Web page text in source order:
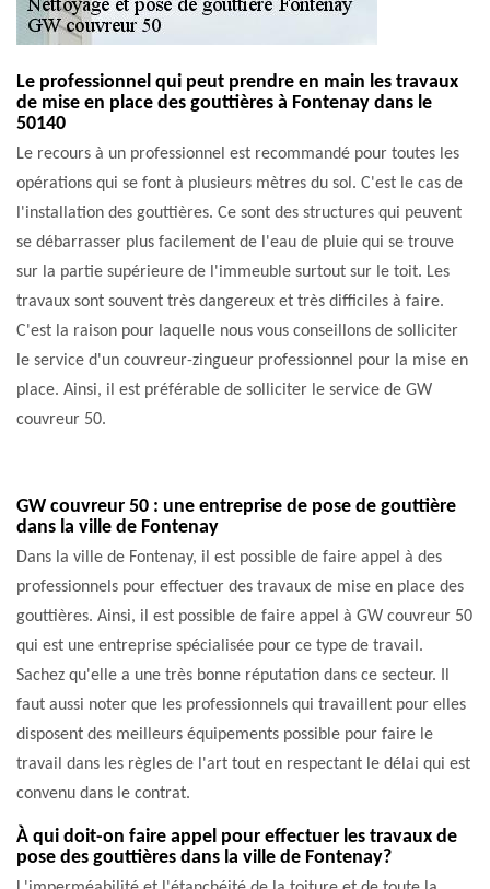
Le professionnel qui peut prendre en main les travaux
de mise en place des gouttières à Fontenay dans le
50140
Le recours à un professionnel est recommandé pour toutes les
opérations qui se font à plusieurs mètres du sol. C'est le cas de
l'installation des gouttières. Ce sont des structures qui peuvent
se débarrasser plus facilement de l'eau de pluie qui se trouve
sur la partie supérieure de l'immeuble surtout sur le toit. Les
travaux sont souvent très dangereux et très difficiles à faire.
C'est la raison pour laquelle nous vous conseillons de solliciter
le service d'un couvreur-zingueur professionnel pour la mise en
place. Ainsi, il est préférable de solliciter le service de GW
couvreur 50.
GW couvreur 50 : une entreprise de pose de gouttière
dans la ville de Fontenay
Dans la ville de Fontenay, il est possible de faire appel à des
professionnels pour effectuer des travaux de mise en place des
gouttières. Ainsi, il est possible de faire appel à GW couvreur 50
qui est une entreprise spécialisée pour ce type de travail.
Sachez qu'elle a une très bonne réputation dans ce secteur. Il
faut aussi noter que les professionnels qui travaillent pour elles
disposent des meilleurs équipements possible pour faire le
travail dans les règles de l'art tout en respectant le délai qui est
convenu dans le contrat.
À qui doit-on faire appel pour effectuer les travaux de
pose des gouttières dans la ville de Fontenay?